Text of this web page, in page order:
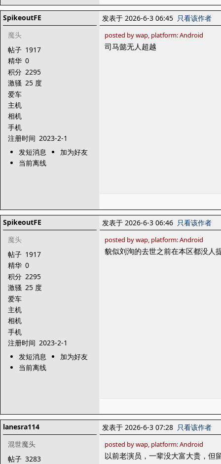
SpikeoutFE
魔头
帖子 1917
精华 0
积分 2295
激骚 25 度
爱车
主机
相机
手机
注册时间 2023-2-1
发短消息
加为好友
当前离线
发表于 2026-6-3 06:45 只看该作者
posted by wap, platform: Android
司马懿无人超越
SpikeoutFE
魔头
帖子 1917
精华 0
积分 2295
激骚 25 度
爱车
主机
相机
手机
注册时间 2023-2-1
发短消息
加为好友
当前离线
发表于 2026-6-3 06:46 只看该作者
posted by wap, platform: Android
貌似刘洵的去世之前在本区都没人
lanesra114
混世魔头
帖子 3283
发表于 2026-6-3 07:28 只看该作者
posted by wap, platform: Android
以前老演员，一辈没大富大贵，但